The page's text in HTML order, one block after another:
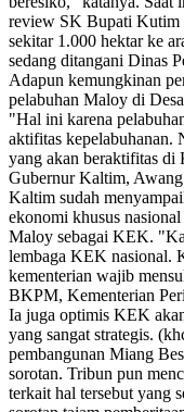
review SK Bupati Kutim
sekitar 1.000 hektar ke
sedang ditangani Dinas
Adapun kemungkinan
pelabuhan Maloy di
"Hal ini karena
aktifitas kepelabuhanan.
yang akan beraktifitas
Gubernur Kaltim,
Kaltim sudah
ekonomi khusus
Maloy sebagai KEK.
lembaga KEK nasional.
kementerian wajib
BKPM, Kementerian
Ia juga optimis KEK
yang sangat strategis.
pembangunan Miang
sorotan. Tribun pun
terkait hal tersebut yang